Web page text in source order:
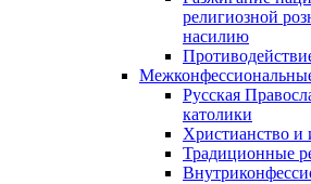
религиозной
насилию
Русская
католики
Христианство и
Традиционные